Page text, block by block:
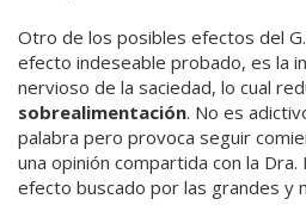
Otro de los posibles efectos del
efecto indeseable probado, es la
nervioso de la saciedad, lo cual
sobrealimentación. No es
palabra pero provoca seguir
una opinión compartida con la Dra.
efecto buscado por las grandes y